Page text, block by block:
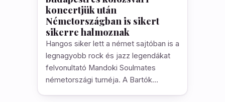
koncertjük után
Németországban is sikert
sikerre halmoznak
Hangos siker lett a német sajtóban is a
legnagyobb rock és jazz legendákat
felvonultató Mandoki Soulmates
németországi turnéja. A Bartók…